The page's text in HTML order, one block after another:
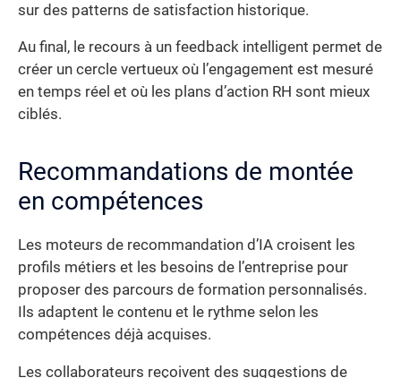
sur des patterns de satisfaction historique.
Au final, le recours à un feedback intelligent permet de
créer un cercle vertueux où l’engagement est mesuré
en temps réel et où les plans d’action RH sont mieux
ciblés.
Recommandations de montée
en compétences
Les moteurs de recommandation d’IA croisent les
profils métiers et les besoins de l’entreprise pour
proposer des parcours de formation personnalisés.
Ils adaptent le contenu et le rythme selon les
compétences déjà acquises.
Les collaborateurs reçoivent des suggestions de